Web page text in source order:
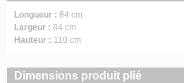
Longueur : 84 cm
Largeur : 84 cm
Hauteur : 110 cm
Dimensions produit plié